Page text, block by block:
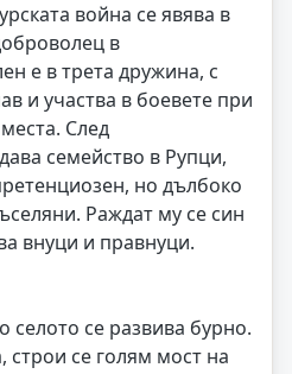
война се явява в
в
е в трета дружина, с
и участва в боевете при
След
семейство в Рупци,
но дълбоко
Раждат му се син
внуци и правнуци.
се развива бурно.
се голям мост на